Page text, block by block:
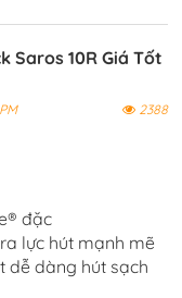
Saros 10R Giá Tốt
2388
đặc
lực hút mạnh mẽ
dễ dàng hút sạch